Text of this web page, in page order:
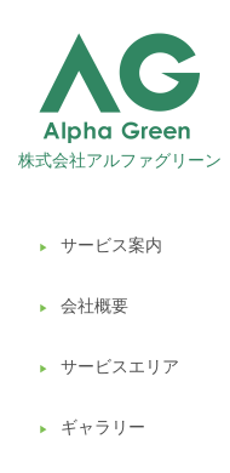
株式会社アルファグリーン
▶︎ サービス案内
▶︎ 会社概要
▶︎ サービスエリア
▶︎ ギャラリー
観葉植物レンタル
壁面緑化
ギフト販売
造園ガーデニング